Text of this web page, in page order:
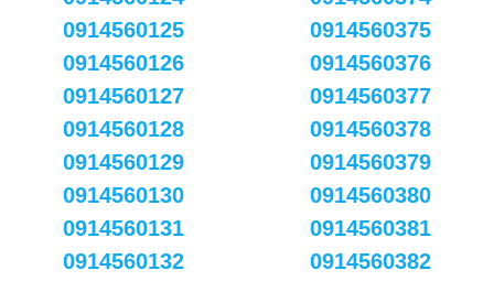
0914560125
0914560126
0914560127
0914560128
0914560129
0914560130
0914560131
0914560132
0914560375
0914560376
0914560377
0914560378
0914560379
0914560380
0914560381
0914560382